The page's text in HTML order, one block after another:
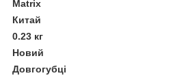
Matrix
Китай
0.23 кг
Новий
Довгогубці